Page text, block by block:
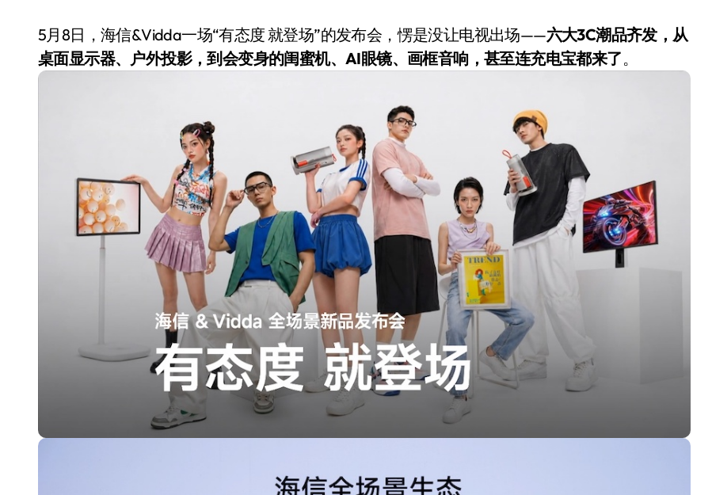
从“卖电视”到“定规则”：海信拿下RGB-Mini LED全球话语权
对不起胖东来，我先不学了——永辉的“休克疗法”宣告暂停
小米涨价！K90跳上3099，小米17标准版逼近4800
长鑫上市只是开胃菜：合肥正在下一盘你看不懂的大棋
耳机低音像白开水？90%的人第一步就做错了
复古玩家狂喜：Anbernic第三次复刻GBA SP，情怀拉满
Xbox 360 游戏终于要登 PC，光盘党也能“以盘换数”了？
AirTag 新版到底香不香？一篇帮你避坑+种草
苹果三星偷偷在用的“无感切换”，索尼Bose却学不会？一文讲透
Apple Watch 表盘还能这么玩？保姆级教程，有手就会！
追觅清洁电器全球累计出货量破4000万台，技术创新驱动多品类增长
5月8日，海信&Vidda一场“有态度 就登场”的发布会，愣是没让电视出场——六大3C潮品齐发，从
桌面显示器、户外投影，到会变身的闺蜜机、AI眼镜、画框音响，甚至连充电宝都来了。